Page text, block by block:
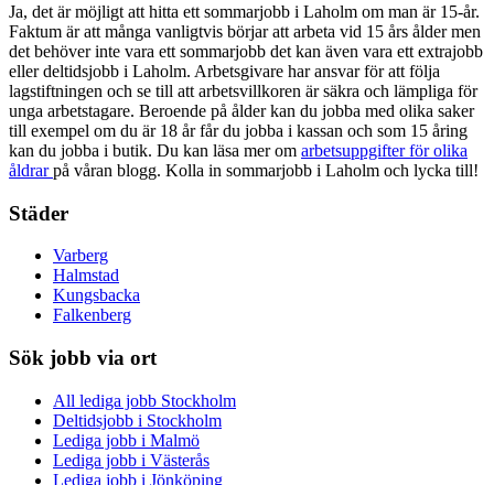
Ja, det är möjligt att hitta ett sommarjobb i Laholm om man är 15-år.
Faktum är att många vanligtvis börjar att arbeta vid 15 års ålder men
det behöver inte vara ett sommarjobb det kan även vara ett extrajobb
eller deltidsjobb i Laholm. Arbetsgivare har ansvar för att följa
lagstiftningen och se till att arbetsvillkoren är säkra och lämpliga för
unga arbetstagare. Beroende på ålder kan du jobba med olika saker
till exempel om du är 18 år får du jobba i kassan och som 15 åring
kan du jobba i butik. Du kan läsa mer om arbetsuppgifter för olika
åldrarpå våran blogg. Kolla in sommarjobb i Laholm och lycka till!
Städer
Varberg
Halmstad
Kungsbacka
Falkenberg
Sök jobb via ort
All lediga jobb Stockholm
Deltidsjobb i Stockholm
Lediga jobb i Malmö
Lediga jobb i Västerås
Lediga jobb i Jönköping